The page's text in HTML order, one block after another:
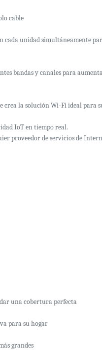
cable
cada unidad simultáneamente
bandas y canales para
la solución Wi-Fi ideal para
IoT en tiempo real.
proveedor de servicios de
una cobertura perfecta
para su hogar
grandes